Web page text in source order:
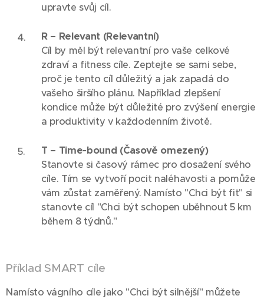
upravte svůj cíl.
R – Relevant (Relevantní)
Cíl by měl být relevantní pro vaše celkové
zdraví a fitness cíle. Zeptejte se sami sebe,
proč je tento cíl důležitý a jak zapadá do
vašeho širšího plánu. Například zlepšení
kondice může být důležité pro zvýšení energie
a produktivity v každodenním životě.
T – Time-bound (Časově omezený)
Stanovte si časový rámec pro dosažení svého
cíle. Tím se vytvoří pocit naléhavosti a pomůže
vám zůstat zaměřený. Namísto "Chci být fit" si
stanovte cíl "Chci být schopen uběhnout 5 km
během 8 týdnů."
Příklad SMART cíle
Namísto vágního cíle jako "Chci být silnější" můžete